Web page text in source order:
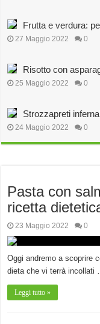
Frutta e verdura:
27 Maggio 2022 0
Risotto con
25 Maggio 2022 0
Strozzapreti
24 Maggio 2022 0
Pasta con
ricetta
23 Maggio 2022 0
Oggi andremo a scoprire
dieta che vi terrà incollati
Leggi tutto »